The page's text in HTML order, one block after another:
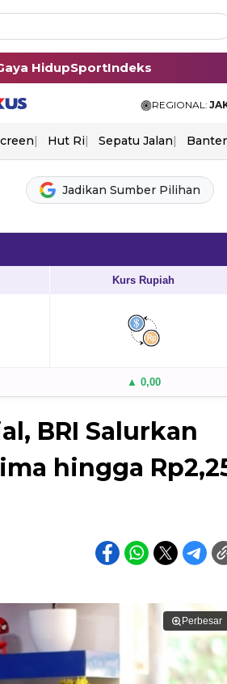
HidupSportIndeks
REGIONAL:
Hut Ri Sepatu Jalan
Jadikan Sumber Pilihan
Kurs Rupiah
▲ 0,00
BRI Salurkan
hingga
Perbesar